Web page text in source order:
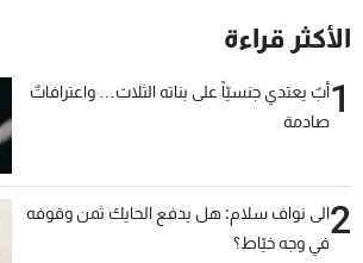
الأكثر قراءة
1أبٌ يعتدي جنسيّاً على بناته الثلاث… واعترافاتٌ
صادمة
2الى نواف سلام: هل يدفع الحايك ثمن وقوفه
في وجه خيّاط؟